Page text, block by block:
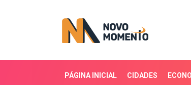
PÁGINA INICIAL CIDADES